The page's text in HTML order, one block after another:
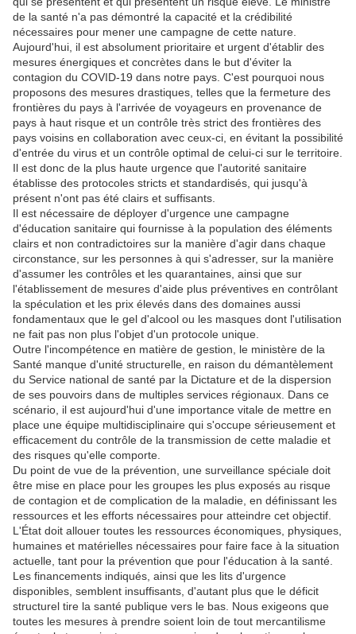
de la santé n'a pas démontré la capacité et la crédibilité
nécessaires pour mener une campagne de cette nature.
Aujourd'hui, il est absolument prioritaire et urgent d'établir des
mesures énergiques et concrètes dans le but d'éviter la
contagion du COVID-19 dans notre pays. C'est pourquoi nous
proposons des mesures drastiques, telles que la fermeture des
frontières du pays à l'arrivée de voyageurs en provenance de
pays à haut risque et un contrôle très strict des frontières des
pays voisins en collaboration avec ceux-ci, en évitant la possibilité
d'entrée du virus et un contrôle optimal de celui-ci sur le territoire.
Il est donc de la plus haute urgence que l'autorité sanitaire
établisse des protocoles stricts et standardisés, qui jusqu'à
présent n'ont pas été clairs et suffisants.
Il est nécessaire de déployer d'urgence une campagne
d'éducation sanitaire qui fournisse à la population des éléments
clairs et non contradictoires sur la manière d'agir dans chaque
circonstance, sur les personnes à qui s'adresser, sur la manière
d'assumer les contrôles et les quarantaines, ainsi que sur
l'établissement de mesures d'aide plus préventives en contrôlant
la spéculation et les prix élevés dans des domaines aussi
fondamentaux que le gel d'alcool ou les masques dont l'utilisation
ne fait pas non plus l'objet d'un protocole unique.
Outre l'incompétence en matière de gestion, le ministère de la
Santé manque d'unité structurelle, en raison du démantèlement
du Service national de santé par la Dictature et de la dispersion
de ses pouvoirs dans de multiples services régionaux. Dans ce
scénario, il est aujourd'hui d'une importance vitale de mettre en
place une équipe multidisciplinaire qui s'occupe sérieusement et
efficacement du contrôle de la transmission de cette maladie et
des risques qu'elle comporte.
Du point de vue de la prévention, une surveillance spéciale doit
être mise en place pour les groupes les plus exposés au risque
de contagion et de complication de la maladie, en définissant les
ressources et les efforts nécessaires pour atteindre cet objectif.
L'État doit allouer toutes les ressources économiques, physiques,
humaines et matérielles nécessaires pour faire face à la situation
actuelle, tant pour la prévention que pour l'éducation à la santé.
Les financements indiqués, ainsi que les lits d'urgence
disponibles, semblent insuffisants, d'autant plus que le déficit
structurel tire la santé publique vers le bas. Nous exigeons que
toutes les mesures à prendre soient loin de tout mercantilisme